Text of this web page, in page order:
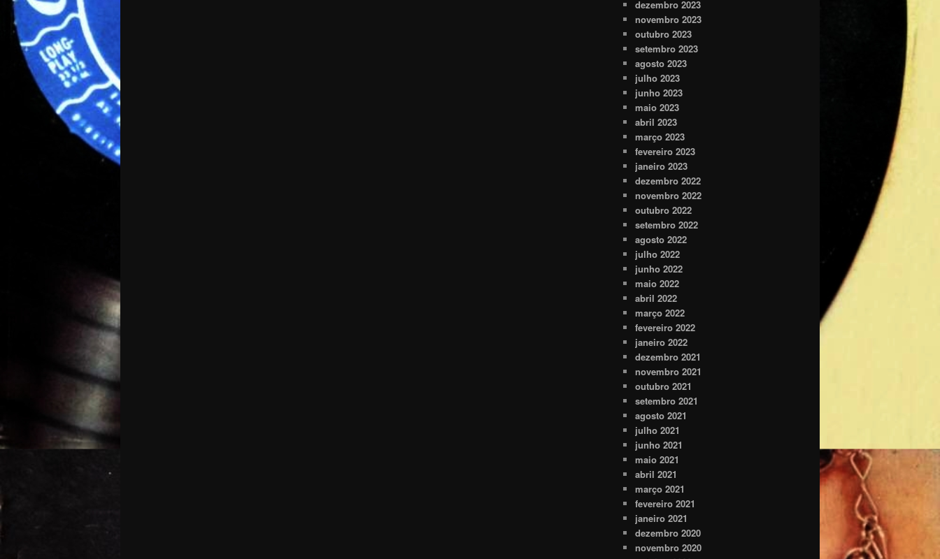
dezembro 2023
novembro 2023
outubro 2023
setembro 2023
agosto 2023
julho 2023
junho 2023
maio 2023
abril 2023
março 2023
fevereiro 2023
janeiro 2023
dezembro 2022
novembro 2022
outubro 2022
setembro 2022
agosto 2022
julho 2022
junho 2022
maio 2022
abril 2022
março 2022
fevereiro 2022
janeiro 2022
dezembro 2021
novembro 2021
outubro 2021
setembro 2021
agosto 2021
julho 2021
junho 2021
maio 2021
abril 2021
março 2021
fevereiro 2021
janeiro 2021
dezembro 2020
novembro 2020